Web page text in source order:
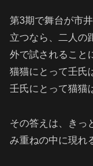
第3期で舞台が市
立つなら、二人の
外で試されること
猫猫にとって壬氏
壬氏にとって猫猫
その答えは、きっ
み重ねの中に現れ